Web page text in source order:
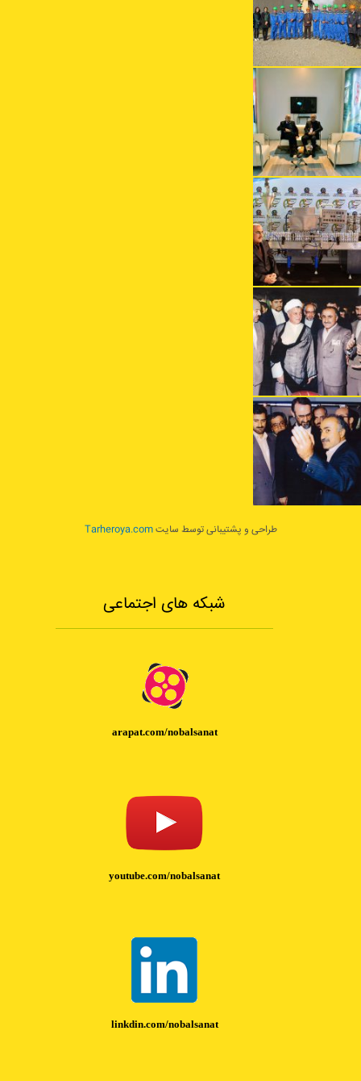
طراحی و پشتیبانی توسط سایتTarheroya.com
شبکه های اجتماعی
arapat.com/nobalsanat
youtube.com/nobalsanat
linkdin.com/nobalsanat